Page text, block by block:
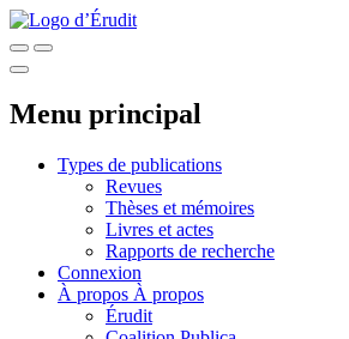
Menu principal
Types de publications
Revues
Thèses et mémoires
Livres et actes
Rapports de recherche
Connexion
À propos À propos
Érudit